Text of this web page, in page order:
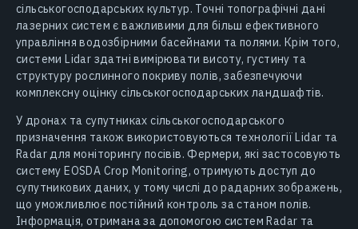
сільськогосподарських культур. Точні топографічні дані
лазерних систем є важливими для більш ефективного
управління водозбірними басейнами та полями. Крім того,
системи Lidar здатні вимірювати висоту, густину та
структуру рослинного покриву полів, забезпечуючи
комплексну оцінку сільськогосподарських ландшафтів.
У дронах та супутниках сільськогосподарського
призначення також використовуються технології Lidar та
Radar для моніторингу посівів. Фермери, які застосовують
систему EOSDA Crop Monitoring, отримують доступ до
супутникових даних, у тому числі до радарних зображень,
що уможливлює постійний контроль за станом полів.
Інформація, отримана за допомогою систем Radar та